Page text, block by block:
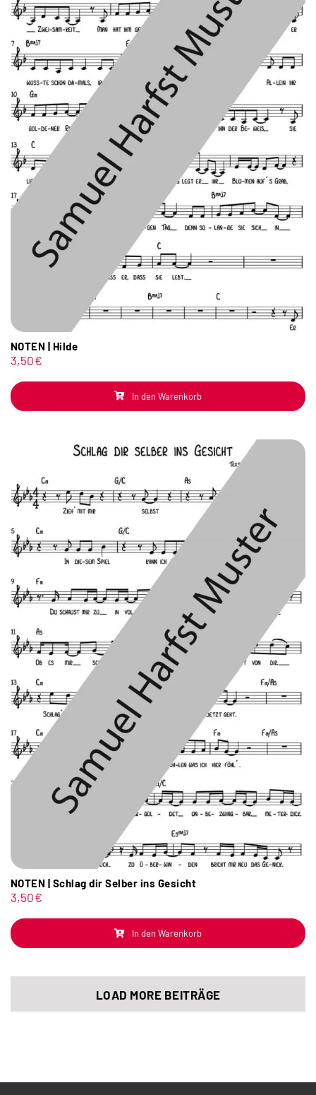
NOTEN | Hilde
3,50€
In den Warenkorb
NOTEN | Schlag dir Selber ins Gesicht
3,50€
In den Warenkorb
LOAD MORE BEITRÄGE